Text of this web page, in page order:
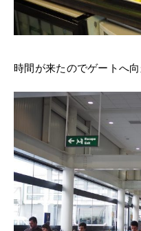
時間が来たのでゲートへ向